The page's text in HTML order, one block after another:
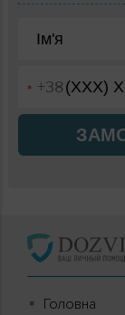
Головна